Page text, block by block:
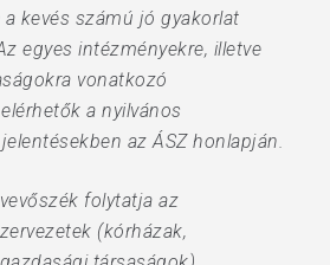
kevés számú jó gyakorlat
egyes intézményekre, illetve
vonatkozó
a nyilvános
az ÁSZ honlapján.
folytatja az
(kórházak,